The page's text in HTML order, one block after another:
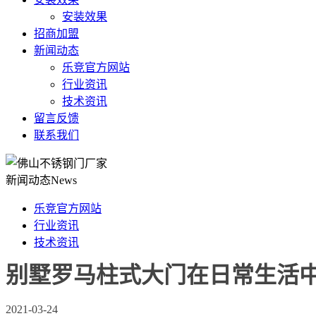
安装效果
招商加盟
新闻动态
乐竞官方网站
行业资讯
技术资讯
留言反馈
联系我们
新闻动态News
乐竞官方网站
行业资讯
技术资讯
别墅罗马柱式大门在日常生活
2021-03-24